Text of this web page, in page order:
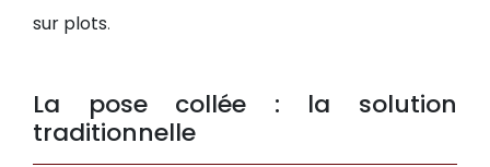
sur plots.
La pose collée : la solution
traditionnelle